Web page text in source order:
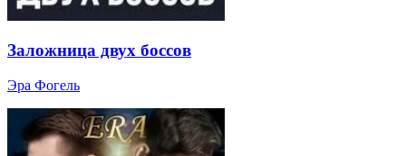
Заложница двух боссов
Эра Фогель